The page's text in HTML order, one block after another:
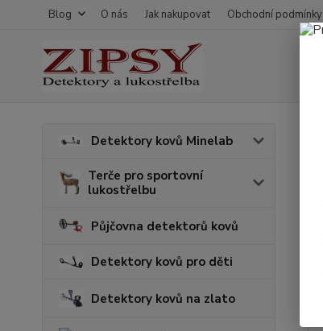
Blog O nás Jak nakupovat Obchodní podmínky
Detektory kovů Minelab
Terče pro sportovní
lukostřelbu
Půjčovna detektorů kovů
Detektory kovů pro děti
Detektory kovů na zlato